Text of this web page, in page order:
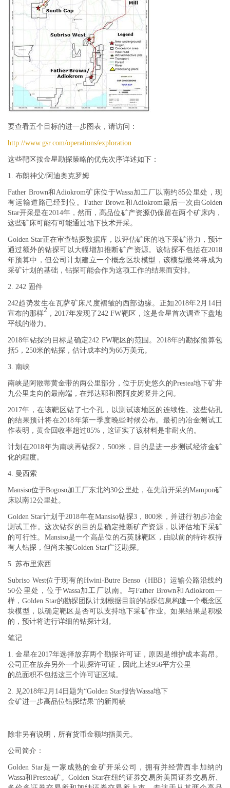
要查看五个目标的进一步图表，请访问：
http://www.gsr.com/operations/exploration
这些靶区按金星勘探策略的优先次序详述如下：
1. 布朗神父/阿迪奥克罗姆
Father Brown和Adiokrom矿床位于Wassa加工厂以南约85公里处，现
有运输道路已经到位。Father Brown和Adiokrom最后一次由Golden
Star开采是在2014年，然而，高品位矿产资源仍保留在两个矿床内，
这些矿床可能有可能通过地下技术开采。
Golden Star正在审查钻探数据库，以评估矿床的地下采矿潜力，预计
通过额外的钻探可以大幅增加推断矿产资源。该钻探不包括在2018
年预算中，但公司计划建立一个概念区块模型，该模型最终将成为
采矿计划的基础，钻探可能会作为这项工作的结果而安排。
2. 242 固件
242趋势发生在瓦萨矿床尺度褶皱的西部边缘。正如2018年2月14日
宣布的那样2 ，2017年发现了242 FW靶区，这是金星首次调查下盘地
平线的潜力。
2018年钻探的目标是确定242 FW靶区的范围。2018年的勘探预算包
括5，250米的钻探，估计成本约为66万美元。
3. 南峡
南峡是阿散蒂黄金带的两公里部分，位于历史悠久的Prestea地下矿井
九公里走向的最南端，在邦达耶和图阿皮姆竖井之间 。
2017年，在该靶区钻了七个孔，以测试该地区的连续性。这些钻孔
的结果预计将在2018年第一季度晚些时候公布。最初的冶金测试工
作表明，黄金回收率超过85%，这证实了该材料是非耐火的。
计划在2018年为南峡再钻探2，500米，目的是进一步测试经济金矿
化的程度。
4. 曼西索
Mansiso位于Bogoso加工厂东北约30公里处，在先前开采的Mampon矿
床以南12公里处。
Golden Star计划于2018年在Mansiso钻探3，800米，并进行初步冶金
测试工作。这次钻探的目的是确定推断矿产资源，以评估地下采矿
的可行性。Mansiso是一个高品位的石英脉靶区，由以前的特许权持
有人钻探，但尚未被Golden Star广泛勘探。
5. 苏布里索西
Subriso West位于现有的Hwini-Butre Benso（HBB）运输公路沿线约
50公里处，位于Wassa加工厂以南。与Father Brown和Adiokrom一
样，Golden Star的勘探团队计划根据目前的钻探信息构建一个概念区
块模型，以确定靶区是否可以支持地下采矿作业。如果结果是积极
的，预计将进行详细的钻探计划。
笔记
1. 金星在2017年选择放弃两个勘探许可证，原因是维护成本高昂。
公司正在放弃另外一个勘探许可证，因此上述956平方公里
的总面积不包括这三个许可证区域。
2. 见2018年2月14日题为“Golden Star报告Wassa地下
金矿进一步高品位钻探结果”的新闻稿
除非另有说明，所有货币金额均指美元。
公司简介：
Golden Star是一家成熟的金矿开采公司，拥有并经营西非加纳的
Wassa和Prestea矿。Golden Star在纽约证券交易所美国证券交易所、